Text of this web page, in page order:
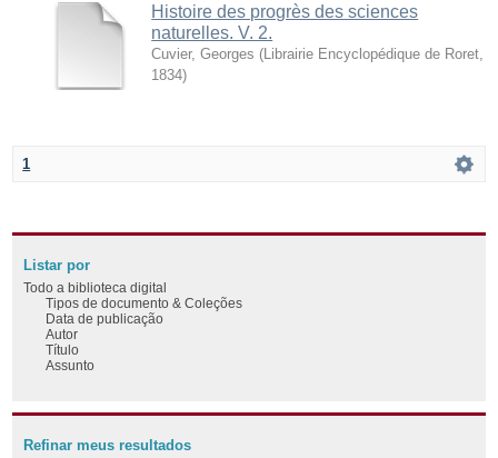
Histoire des progrès des sciences
naturelles. V. 2.
Cuvier, Georges ( Librairie Encyclopédique de Roret
1834)
1
Listar por
Todo a biblioteca digital
Tipos de documento & Coleções
Data de publicação
Autor
Título
Assunto
Refinar meus resultados